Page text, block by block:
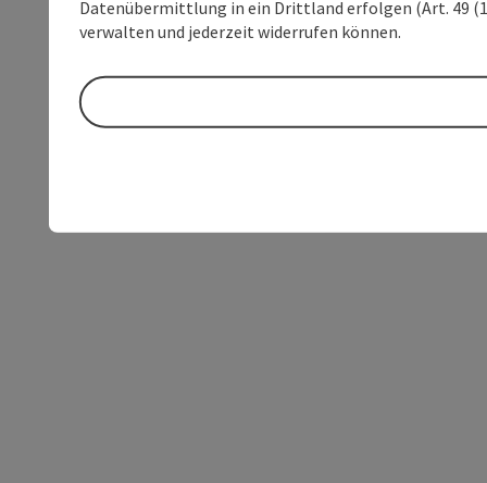
Datenübermittlung in ein Drittland erfolgen (Art. 49
verwalten und jederzeit widerrufen können.